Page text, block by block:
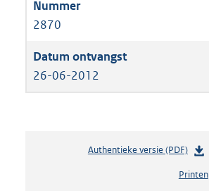
2870
26-06-2012
Authentieke versie (PDF)b
s
Printen